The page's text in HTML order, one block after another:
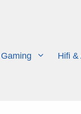
Gaming
Hifi &